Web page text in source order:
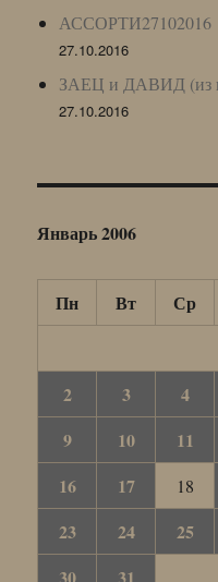
АССОРТИ27102016
27.10.2016
ЗАЕЦ и ДАВИД (из
27.10.2016
Январь 2006
Пн Вт Ср
2
3 4
9
10 11
16
17 18
23
24 25